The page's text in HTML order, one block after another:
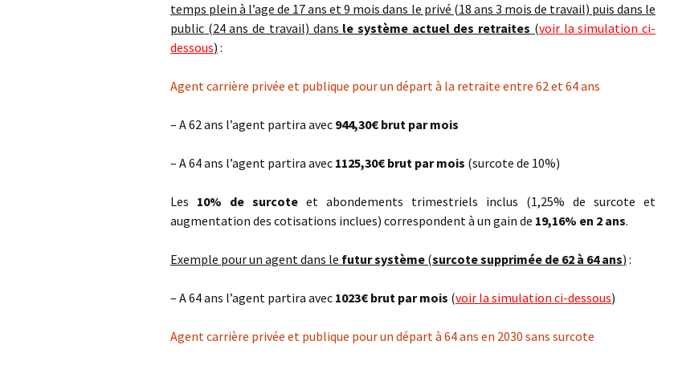
temps plein à l’age de 17 ans et 9 mois dans le privé (18 ans 3 mois de travail) puis dans le
public (24 ans de travail) dans le système actuel des retraites (voir la simulation ci-
dessous) :
Agent carrière privée et publique pour un départ à la retraite entre 62 et 64 ans
– A 62 ans l’agent partira avec 944,30€ brut par mois
– A 64 ans l’agent partira avec 1125,30€ brut par mois (surcote de 10%)
Les 10% de surcote et abondements trimestriels inclus (1,25% de surcote et
augmentation des cotisations inclues) correspondent à un gain de 19,16% en 2 ans.
Exemple pour un agent dans le futur système (surcote supprimée de 62 à 64 ans) :
– A 64 ans l’agent partira avec 1023€ brut par mois (voir la simulation ci-dessous)
Agent carrière privée et publique pour un départ à 64 ans en 2030 sans surcote